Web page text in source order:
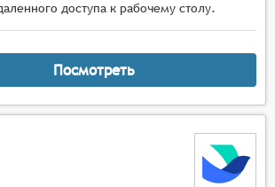
доступа к рабочему столу.
Посмотреть